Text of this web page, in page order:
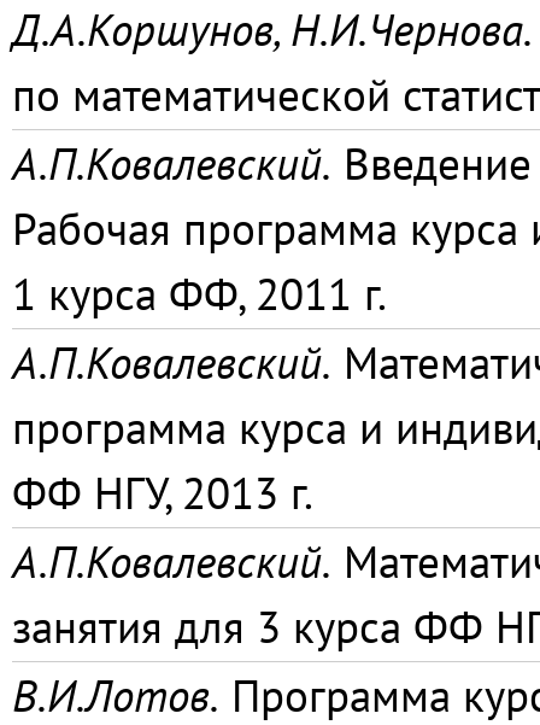
Д.А.Коршунов, Н.И.Чернова.
по математической
А.П.Ковалевский.
Рабочая программа
1 курса ФФ, 2011 г.
А.П.Ковалевский.
программа курса и
ФФ НГУ, 2013 г.
А.П.Ковалевский.
занятия для 3 курса ФФ
В.И.Лотов. Программа